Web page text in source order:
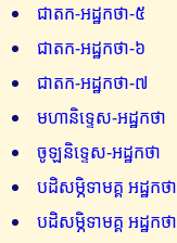
ជាតក-អដ្ឋកថា-៥
ជាតក-អដ្ឋកថា-៦
ជាតក-អដ្ឋកថា-៧
មហានិទ្ទេស-អដ្ឋកថា
ចូឡនិទ្ទេស-អដ្ឋកថា
បដិសម្ភិទាមគ្គ អដ្ឋកថ
បដិសម្ភិទាមគ្គ អដ្ឋកថ